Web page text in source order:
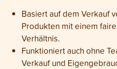
Basiert auf dem Verkauf
Produkten mit einem
Verhältnis.
Funktioniert auch ohne
Verkauf und